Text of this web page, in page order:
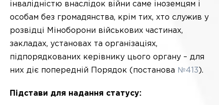
інвалідністю внаслідок війни саме іноземцям і
особам без громадянства, крім тих, хто служив у
розвідці Міноборони військових частинах,
закладах, установах та організаціях,
підпорядкованих керівнику цього органу – для
них діє попередній Порядок (постанова №413 ).
Підстави для надання статусу: